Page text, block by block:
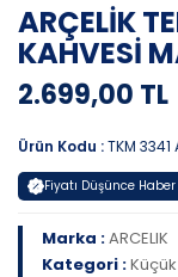
ARÇELİK
KAHVESİ
2.699,00 TL
Ürün Kodu :TKM
Fiyatı Düşünce
Marka :ARCELIK
Kategori :